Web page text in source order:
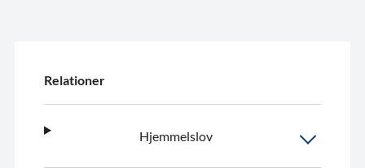
Relationer
Hjemmelslov